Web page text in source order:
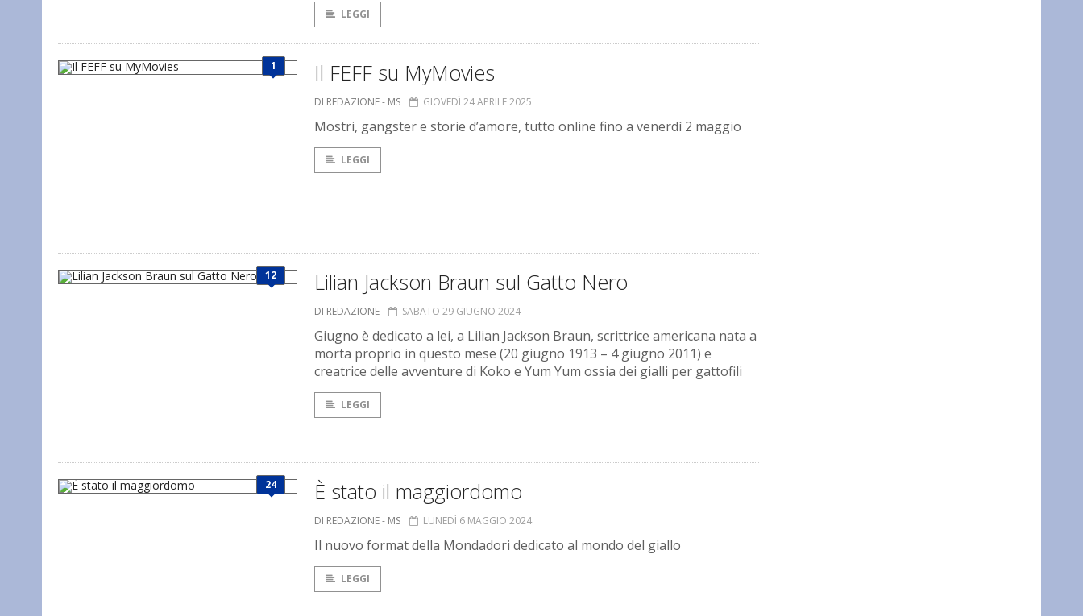
LEGGI
1 Il FEFF su MyMovies
DI REDAZIONE - MS GIOVEDÌ 24 APRILE 2025
Mostri, gangster e storie d’amore, tutto online fino a venerdì 2 maggio
LEGGI
12 Lilian Jackson Braun sul Gatto Nero
DI REDAZIONE SABATO 29 GIUGNO 2024
Giugno è dedicato a lei, a Lilian Jackson Braun, scrittrice americana nata a
morta proprio in questo mese (20 giugno 1913 – 4 giugno 2011) e
creatrice delle avventure di Koko e Yum Yum ossia dei gialli per gattofili
LEGGI
24 È stato il maggiordomo
DI REDAZIONE - MS LUNEDÌ 6 MAGGIO 2024
Il nuovo format della Mondadori dedicato al mondo del giallo
LEGGI